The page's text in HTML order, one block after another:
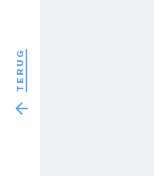

TERUG